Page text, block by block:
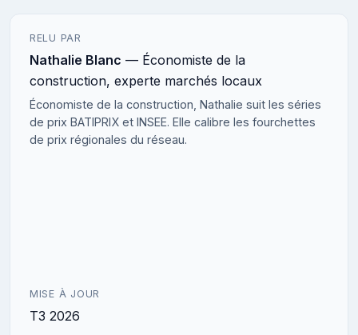
RELU PAR
Nathalie Blanc — Économiste de la
construction, experte marchés locaux
Économiste de la construction, Nathalie suit les séries
de prix BATIPRIX et INSEE. Elle calibre les fourchettes
de prix régionales du réseau.
MISE À JOUR
T3 2026